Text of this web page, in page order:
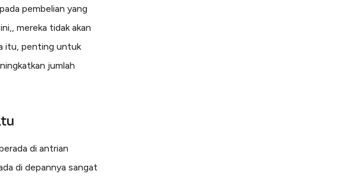
pembelian yang
mereka tidak akan
itu, penting untuk
jumlah
di antrian
di depannya sangat